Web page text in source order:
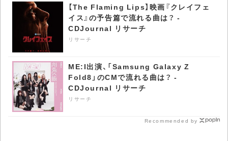
【The Flaming Lips】映画『クレイフェ
イス』の予告篇で流れる曲は？ -
CDJournal リサーチ
リサーチ
ME:I出演、「Samsung Galaxy Z
Fold8」のCMで流れる曲は？ -
CDJournal リサーチ
リサーチ
Recommended by